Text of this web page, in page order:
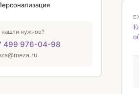
нашли нужное?
499 976-04-98